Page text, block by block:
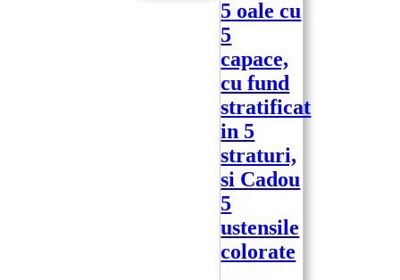
5 oale cu
5
capace,
cu fund
stratificat
in 5
straturi,
si Cadou
5
ustensile
colorate